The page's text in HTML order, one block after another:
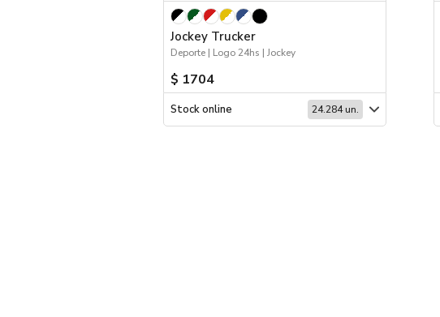
Jockey Trucker
Deporte | Logo 24hs | Jockey
$ 1704
Stock online 24.284 un.